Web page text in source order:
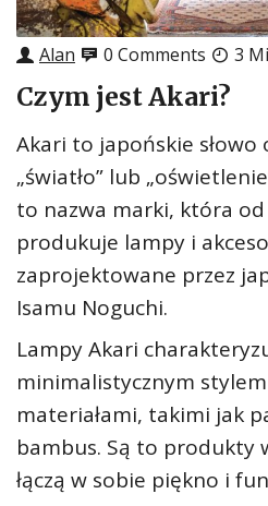
Alan 0 Comments 3
Czym jest Akari?
Akari to japońskie słowo
„światło” lub
to nazwa marki, która
produkuje lampy i
zaprojektowane przez
Isamu Noguchi.
Lampy Akari
minimalistycznym
materiałami, takimi jak
bambus. Są to produkty
łączą w sobie piękno i